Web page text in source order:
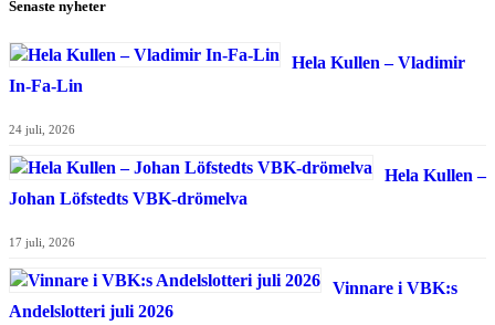
Senaste nyheter
Hela Kullen – Vladimir
In-Fa-Lin
24 juli, 2026
Hela Kullen –
Johan Löfstedts VBK-drömelva
17 juli, 2026
Vinnare i VBK:s
Andelslotteri juli 2026